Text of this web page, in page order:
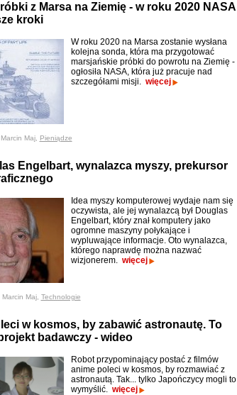
z Marsa na Ziemię - w roku 2020 NASA
kroki
W roku 2020 na Marsa zostanie wysłana
kolejna sonda, która ma przygotować
marsjańskie próbki do powrotu na Ziemię -
ogłosiła NASA, która już pracuje nad
szczegółami misji. więcej
Maj, Pieniądze
Engelbart, wynalazca myszy, prekursor
Idea myszy komputerowej wydaje nam się
oczywista, ale jej wynalazcą był Douglas
Engelbart, który znał komputery jako
ogromne maszyny połykające i
wypluwające informacje. Oto wynalazca,
którego naprawdę można nazwać
wizjonerem. więcej
Maj, Technologie
w kosmos, by zabawić astronautę. To
badawczy - wideo
Robot przypominający postać z filmów
anime poleci w kosmos, by rozmawiać z
astronautą. Tak... tylko Japończycy mogli to
wymyślić. więcej